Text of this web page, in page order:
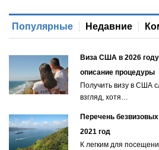
Популярные Недавние
Виза США в 2026
описание процедуры
Получить визу в США
взгляд, хотя…
Перечень
2021 год
К легким для